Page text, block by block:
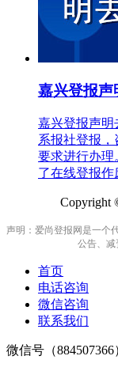
嘉兴登报声
嘉兴登报声明
系报社登报
要求进行办理
了在线登报作
Copyright
声明：爱尚登报网是一个
公告、减
首页
电话咨询
微信咨询
联系我们
微信号（884507366